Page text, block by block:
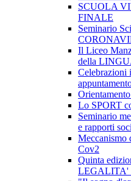
SCUOLA
FINALE
Seminario
Il Liceo
della
Celebrazioni
Lo SPORT
Seminario
e rapporti
Meccanismo
Cov2
Quinta
LEGALITA'